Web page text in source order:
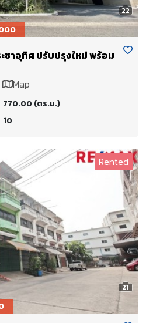
22
ชาอุทิศ ปรับปรุงใหม่ พร้อม
Map
770.00 (ตร.ม.)
10
21
Rented